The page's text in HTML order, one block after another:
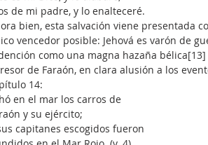
de mi padre, y lo enalteceré.
bien, esta salvación viene presentada
vencedor posible: Jehová es varón de
como una magna hazaña
de Faraón, en clara alusión a los
14:
en el mar los carros de
y su ejército;
capitanes escogidos fueron